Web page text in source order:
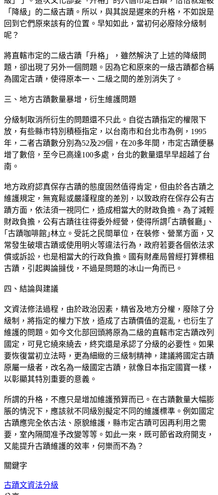
「降級」的二級古蹟。所以，與其說是遲來的升格，不如說是
回到它們原來該有的位置。早知如此，當初何必廢除分級制
呢？
將直轄市定的二級古蹟「升格」，雖然解決了上述的降級問
題，卻出現了另外一個問題。因為它和原來的一級古蹟都合稱
為國定古蹟，使得原本一、二級之間的差別消失了。
三、地方古蹟數量暴增，衍生維護問題
分級制取消所衍生的問題還不只此。自從古蹟指定的權限下
放，有些縣市特別積極指定，以台南市和台北市為例，1995
年，二者古蹟數分別為52及29個，在20多年間，市定古蹟便暴
增了數倍，至今已高達100多處，台北的數量還早早超越了台
南。
地方政府認真保存古蹟的態度固然值得肯定，但由於各古蹟之
維護規定，無寬鬆或嚴謹程度的差別，以致政府在保存公有古
蹟方面，依法須一視同仁，造成相當大的財政負擔。為了減輕
財政負擔，公有古蹟往往得委外經營，使得所謂｢古蹟餐廳｣、
｢古蹟咖啡館｣林立。受託之民間單位，在裝修、營業方面，又
常發生破壞古蹟或使用明火等違法行為，政府若要各個依法求
償或訴訟，也是相當大的行政負擔。國有財產局曾經打算標租
古蹟，引起輿論撻伐，不過是問題的冰山一角而已。
四、結論與建議
文資法修法過程，由於政治因素，精省及地方分權，廢除了分
級制，將指定的權力下放，造成了古蹟價值的混亂，也衍生了
維護的問題。如今文化部回頭將原為二級的直轄市定古蹟改列
國定，可見它繞來繞去，終究還是承認了分級的必要性。如果
要恢復當初立法時，更為細緻的三級制精神，建議將國定古蹟
原屬一級者，改名為一級國定古蹟，就像日本指定國寶一樣，
以彰顯其特別重要的意義。
所謂的升格，不應只是增加維護預算而已。在古蹟數量大幅膨
脹的情況下，應該就不同級別擬定不同的維護標準。例如國定
古蹟應完全依古法、原貌維護，縣市定古蹟可因再利用之需
要，室內隔間准予改變等等。如此一來，既可節省政府開支，
又能提升古蹟維護的效率，何樂而不為？
關鍵字
古蹟文資法分級